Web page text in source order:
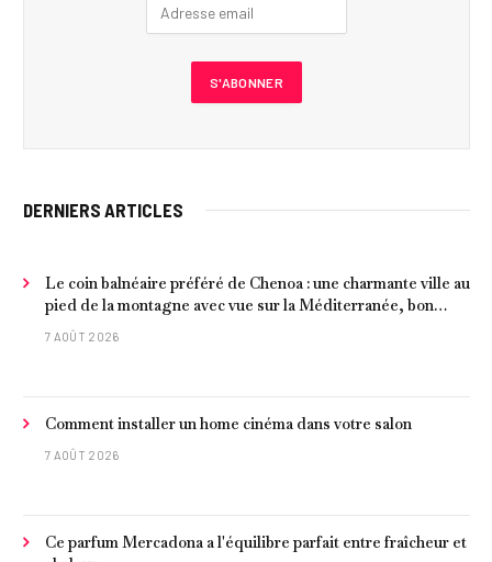
DERNIERS ARTICLES
Le coin balnéaire préféré de Chenoa : une charmante ville au
pied de la montagne avec vue sur la Méditerranée, bon
poisson et criques isolées
7 AOÛT 2026
Comment installer un home cinéma dans votre salon
7 AOÛT 2026
Ce parfum Mercadona a l'équilibre parfait entre fraîcheur et